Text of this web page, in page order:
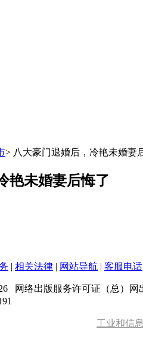
> 八大豪门退婚后，冷艳未婚妻
艳未婚妻后悔了
| 相关法律 | 网站导航 | 客服电话
网络出版服务许可证（总）网
工业和信